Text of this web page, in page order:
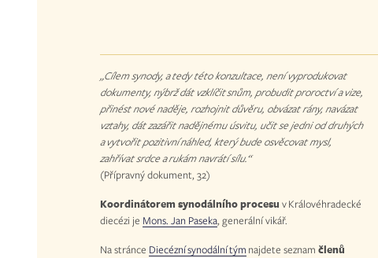
„Cílem synody, a tedy této konzultace, není vyprodukovat
dokumenty, nýbrž dát vzklíčit snům, probudit proroctví a vize,
přinést nové naděje, rozhojnit důvěru, obvázat rány, navázat
vztahy, dát zazářit nadějnému úsvitu, učit se jedni od druhých
a vytvořit pozitivní náhled, který bude osvěcovat mysl,
zahřívat srdce a rukám navrátí sílu.“
(Přípravný dokument, 32)
Koordinátorem synodálního procesu v Královéhradecké
diecézi je Mons. Jan Paseka, generální vikář.
Na stránce Diecézní synodální tým najdete seznam členů